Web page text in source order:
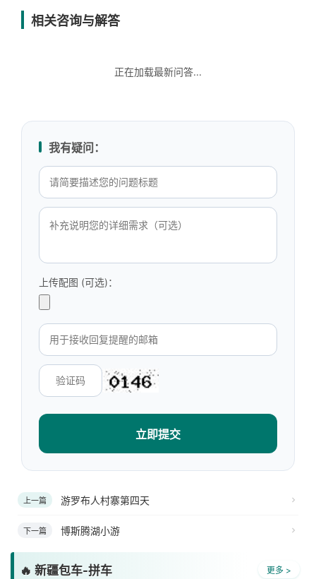
相关咨询与解答
正在加载最新问答...
我有疑问：
上传配图 (可选)：
立即提交
上一篇 游罗布人村寨第四天
下一篇 博斯腾湖小游
🔥 新疆包车-拼车 更多 >